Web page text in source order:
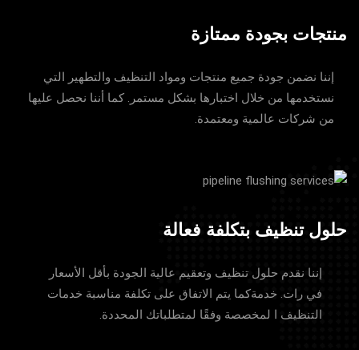
منتجات بجودة ممتازة
إننا نضمن جودة جميع منتجات ومواد التنظيف والتطهير التي
نستخدمها من خلال اختبارها بشكل مستمر. كما أننا نحصل عليها
من شركات عالمية ومعتمدة.
حلول تنظيف بتكلفة فعالة
إننا نقدم حلول تنظيف وتعقيم عالية الجودة بأقل الأسعار
في رات. خدمةكما يتم الاتفاق على تكلفة مناسبة خدمات
التنظيف ا لمخصصة وفقًا لمتطلباتك المحددة.